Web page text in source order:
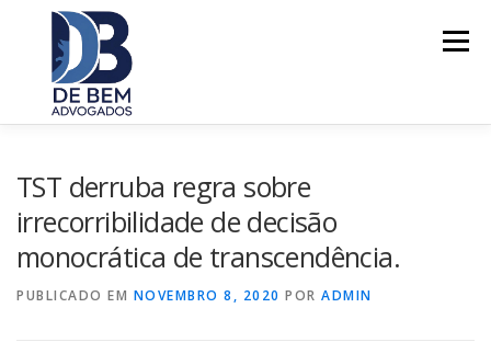
conteúdo
Menu
POR QUE ESCOLHER?
TST derruba regra sobre
irrecorribilidade de decisão
monocrática de transcendência.
PUBLICADO EM NOVEMBRO 8, 2020 POR ADMIN